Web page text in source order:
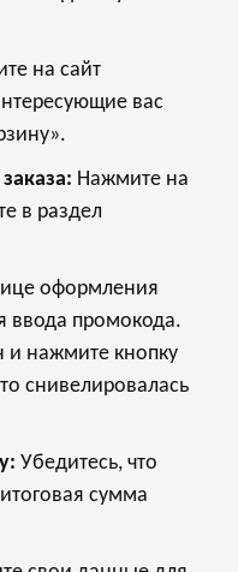
на сайт
вас
Нажмите на
в раздел
оформления
ввода промокода.
и нажмите кнопку
снивелировалась
Убедитесь, что
сумма